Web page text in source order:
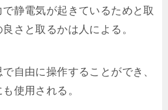
静電気が起きているためと取
さと取るかは人による。
自由に操作することができ、
使用される。